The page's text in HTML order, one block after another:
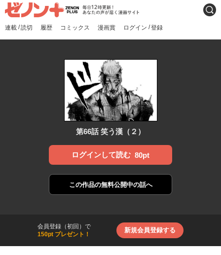
ゼノンプラス
毎日12時更新！あなたの声
が届く漫画サイト
連載 /読切 履歴 コミックス 漫画賞 ログイン /登録
検索
第66話 笑う漢（２）
ログインして読む 80pt
この作品の無料公開中の話へ
会員登録（初回）で
150pt プレゼント！
新規会員登録する